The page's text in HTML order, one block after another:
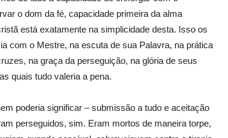
o dom da fé, capacidade primeira da alma
está exatamente na simplicidade desta. Isso os
com o Mestre, na escuta de sua Palavra, na prática
na graça da perseguição, na glória de seus
quais tudo valeria a pena.
poderia significar – submissão a tudo e aceitação
perseguidos, sim. Eram mortos de maneira torpe,